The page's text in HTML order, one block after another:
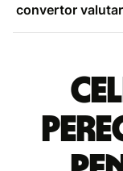
convertor